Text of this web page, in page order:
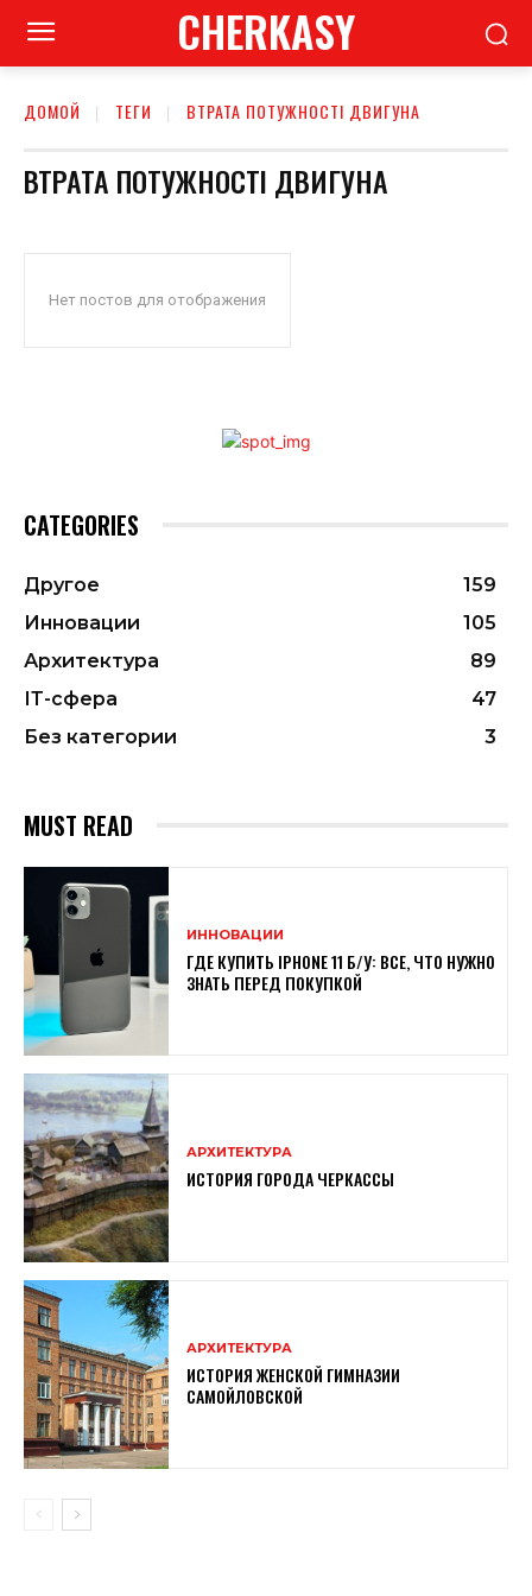
CHERKASY
ДОМОЙ ТЕГИ ВТРАТА ПОТУЖНОСТІ ДВИГУНА
ВТРАТА ПОТУЖНОСТІ ДВИГУНА
Нет постов для отображения
CATEGORIES
Другое
159
Инновации
105
Архитектура
89
ІТ-сфера
47
Без категории
3
MUST READ
ИННОВАЦИИ
ГДЕ КУПИТЬ IPHONE 11 Б/У: ВСЕ, ЧТО НУЖНО
ЗНАТЬ ПЕРЕД ПОКУПКОЙ
АРХИТЕКТУРА
ИСТОРИЯ ГОРОДА ЧЕРКАССЫ
АРХИТЕКТУРА
ИСТОРИЯ ЖЕНСКОЙ ГИМНАЗИИ
САМОЙЛОВСКОЙ